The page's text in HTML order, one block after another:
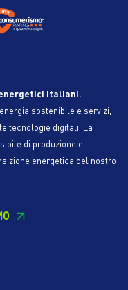
italiani.
sostenibile e servizi,
tecnologie digitali. La
di produzione e
energetica del nostro